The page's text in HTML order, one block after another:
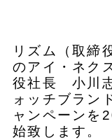
リズム（取締
のアイ・ネク
役社長 小川
ォッチブラン
ャンペーンを
始致します。